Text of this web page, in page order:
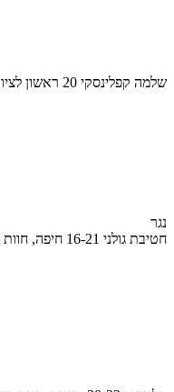
שלמה
נגר
חטיבת גולני 16-21 חיפה, חוות דעת ותוכנית הידרולוגית לניהול מי נגר